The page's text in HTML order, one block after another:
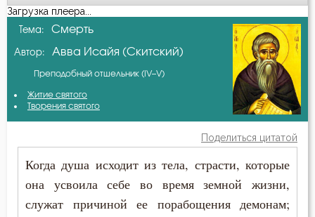
Ад
Бедность
Безмолвие
Беспечность
А-я
Авва Исайя (Скитский)
Амвросий Оптинский (Гренков)
Антоний Великий
Антоний Оптинский (Путилов)
Афанасий Великий
Загрузка плеера...
Тема: Смерть
Автор: Авва Исайя (Скитский)
Преподобный отшельник (IV–V)
Житие святого
Творения святого
Поделиться цитатой
Когда душа исходит из тела, страсти, которые
она усвоила себе во время земной жизни,
служат причиной ее порабощения демонам;